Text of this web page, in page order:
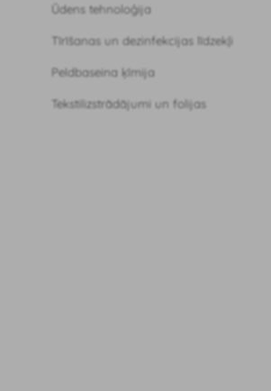
Ūdens tehnoloģija
Tīrīšanas un dezinfekcijas līdzekļi
Peldbaseina ķīmija
Tekstilizstrādājumi un folijas